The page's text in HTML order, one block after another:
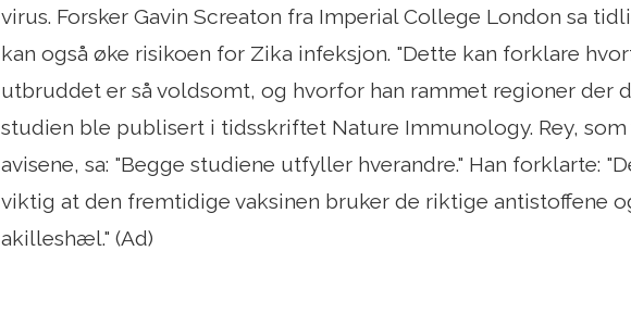
virus. Forsker Gavin Screaton fra Imperial College London sa
kan også øke risikoen for Zika infeksjon. "Dette kan forklare
utbruddet er så voldsomt, og hvorfor han rammet regioner der
studien ble publisert i tidsskriftet Nature Immunology. Rey,
avisene, sa: "Begge studiene utfyller hverandre." Han forklarte:
viktig at den fremtidige vaksinen bruker de riktige antistoffene
akilleshæl." (Ad)